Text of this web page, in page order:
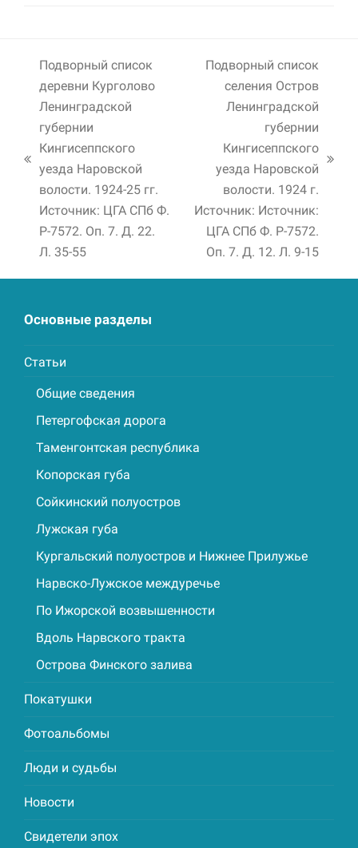
previous
post:
Подворный список
деревни Курголово
Ленинградской
губернии
Кингисеппского
уезда Наровской
волости. 1924-25 гг.
Источник: ЦГА СПб Ф.
Р-7572. Оп. 7. Д. 22.
Л. 35-55
Подворный список
селения Остров
Ленинградской
губернии
Кингисеппского
уезда Наровской
волости. 1924 г.
Источник: Источник:
ЦГА СПб Ф. Р-7572.
Оп. 7. Д. 12. Л. 9-15
Основные разделы
Статьи
Общие сведения
Петергофская дорога
Таменгонтская республика
Копорская губа
Сойкинский полуостров
Лужская губа
Кургальский полуостров и Нижнее Прилужье
Нарвско-Лужское междуречье
По Ижорской возвышенности
Вдоль Нарвского тракта
Острова Финского залива
Покатушки
Фотоальбомы
Люди и судьбы
Новости
Свидетели эпох